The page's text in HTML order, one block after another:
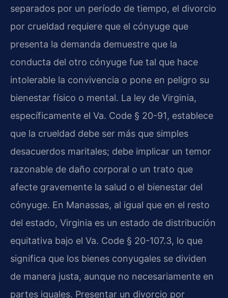
separados por un período de tiempo, el divorcio
por crueldad requiere que el cónyuge que
presenta la demanda demuestre que la
conducta del otro cónyuge fue tal que hace
intolerable la convivencia o pone en peligro su
bienestar físico o mental. La ley de Virginia,
específicamente el Va. Code § 20-91, establece
que la crueldad debe ser más que simples
desacuerdos maritales; debe implicar un temor
razonable de daño corporal o un trato que
afecte gravemente la salud o el bienestar del
cónyuge. En Manassas, al igual que en el resto
del estado, Virginia es un estado de distribución
equitativa bajo el Va. Code § 20-107.3, lo que
significa que los bienes conyugales se dividen
de manera justa, aunque no necesariamente en
partes iguales. Presentar un divorcio por